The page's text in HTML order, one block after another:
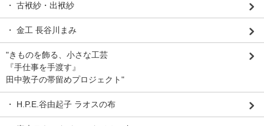
・ 古袱紗・出袱紗
・ 金工 長谷川まみ
"きものを飾る、小さな工芸
『手仕事を手渡す』
田中敦子の帯留めプロジェクト"
・ H.P.E.谷由起子 ラオスの布